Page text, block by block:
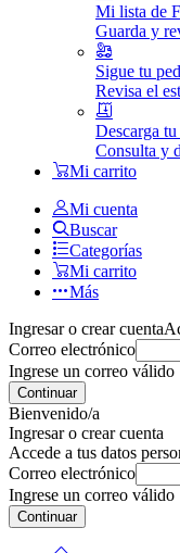
Mi lista de
Guarda y
Sigue tu
Revisa el
Descarga
Consulta y
Mi carrito
Mi cuenta
Buscar
Categorías
Mi carrito
Más
Ingresar o crear cuenta
Correo electrónico
Ingrese un correo válido
Continuar
Bienvenido/a
Ingresar o crear cuenta
Accede a tus datos
Correo electrónico
Ingrese un correo válido
Continuar